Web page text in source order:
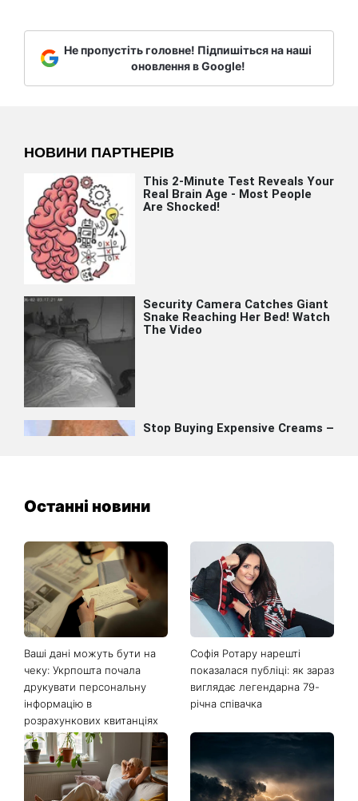
Не пропустіть головне! Підпишіться на наші
оновлення в Google!